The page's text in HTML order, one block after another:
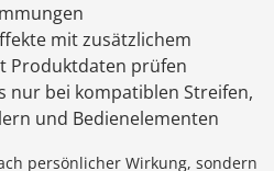
mit zusätzlichem
Produktdaten prüfen
nur bei kompatiblen Streifen,
und Bedienelementen
persönlicher Wirkung, sondern